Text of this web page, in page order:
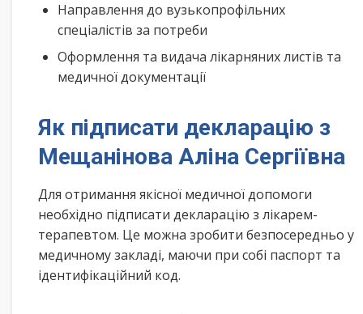
Направлення до вузькопрофільних
спеціалістів за потреби
Оформлення та видача лікарняних листів та
медичної документації
Як підписати декларацію з
Мещанінова Аліна Сергіївна
Для отримання якісної медичної допомоги
необхідно підписати декларацію з лікарем-
терапевтом. Це можна зробити безпосередньо у
медичному закладі, маючи при собі паспорт та
ідентифікаційний код.